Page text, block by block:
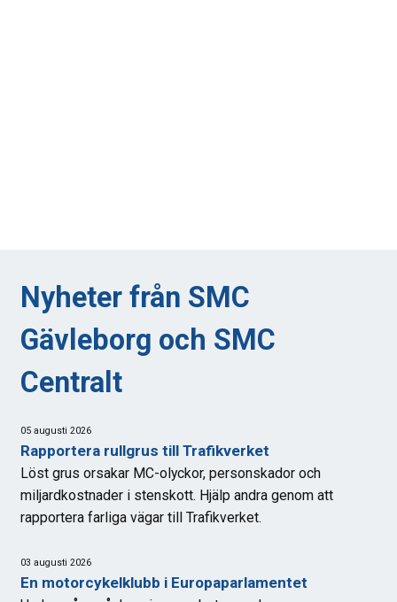
Nyheter från SMC
Gävleborg och SMC
Centralt
05 augusti 2026
Rapportera rullgrus till Trafikverket
Löst grus orsakar MC-olyckor, personskador och
miljardkostnader i stenskott. Hjälp andra genom att
rapportera farliga vägar till Trafikverket.
03 augusti 2026
En motorcykelklubb i Europaparlamentet